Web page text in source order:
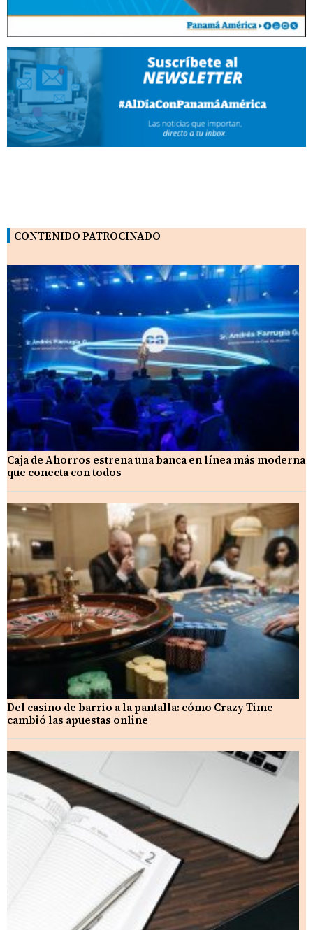
CONTENIDO PATROCINADO
Caja de Ahorros estrena una banca en línea más moderna
que conecta con todos
Del casino de barrio a la pantalla: cómo Crazy Time
cambió las apuestas online